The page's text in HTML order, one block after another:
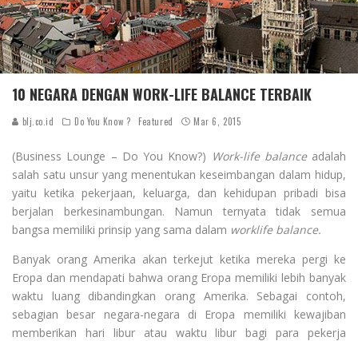
10 NEGARA DENGAN WORK-LIFE BALANCE TERBAIK
blj.co.id Do You Know ? Featured Mar 6, 2015
(Business Lounge – Do You Know?) Work-life balanceadalah
salah satu unsur yang menentukan keseimbangan dalam hidup,
yaitu ketika pekerjaan, keluarga, dan kehidupan pribadi bisa
berjalan berkesinambungan. Namun ternyata tidak semua
bangsa memiliki prinsip yang sama dalam worklife balance.
Banyak orang Amerika akan terkejut ketika mereka pergi ke
Eropa dan mendapati bahwa orang Eropa memiliki lebih banyak
waktu luang dibandingkan orang Amerika. Sebagai contoh,
sebagian besar negara-negara di Eropa memiliki kewajiban
memberikan hari libur atau waktu libur bagi para pekerja